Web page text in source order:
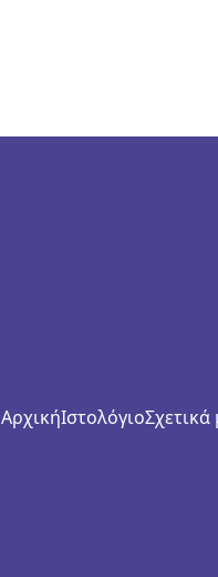
ΑρχικήΙστολόγιοΣχετικά